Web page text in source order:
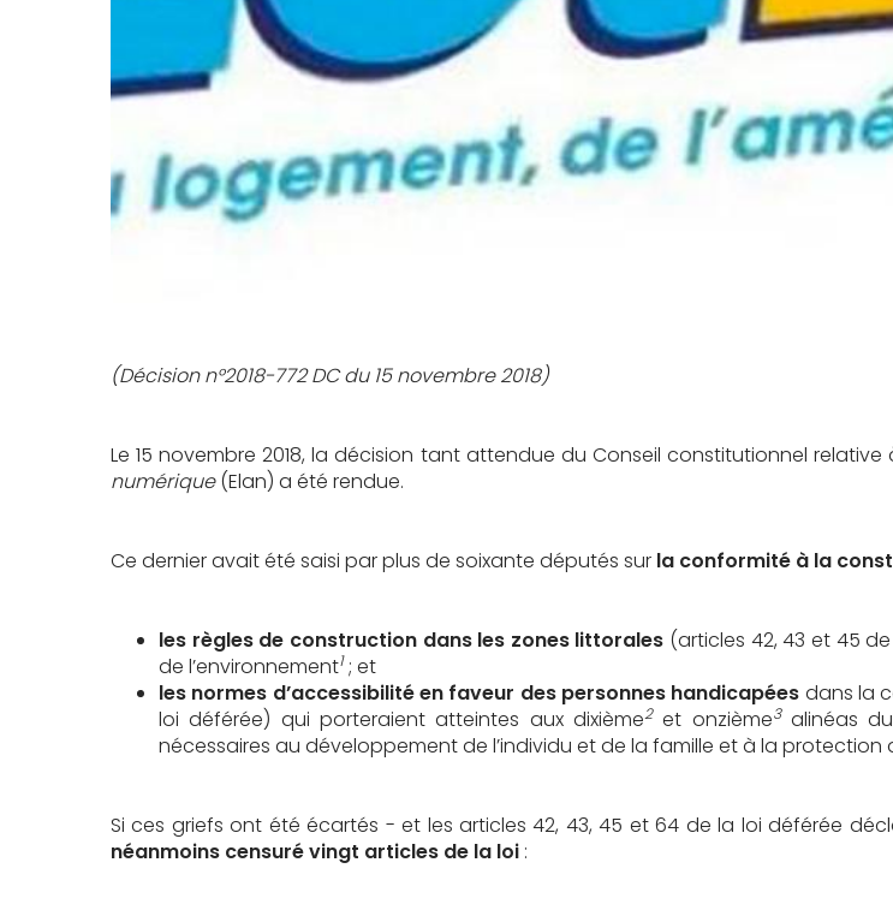
(Décision n°2018-772 DC du 15 novembre 2018)
Le 15 novembre 2018, la décision tant attendue du Conseil constitutionnel
numérique(Elan) a été rendue.
Ce dernier avait été saisi par plus de soixante députés sur la conformité à la
les règles de construction dans les zones littorales (articles 42, 43 et 45
de l’environnement1; et
les normes d’accessibilité en faveur des personnes handicapées dans la
loi déférée) qui porteraient atteintes aux dixième2et onzième3alinéas du
nécessaires au développement de l’individu et de la famille et à la
Si ces griefs ont été écartés - et les articles 42, 43, 45 et 64 de la loi déférée
néanmoins censuré vingt articles de la loi :